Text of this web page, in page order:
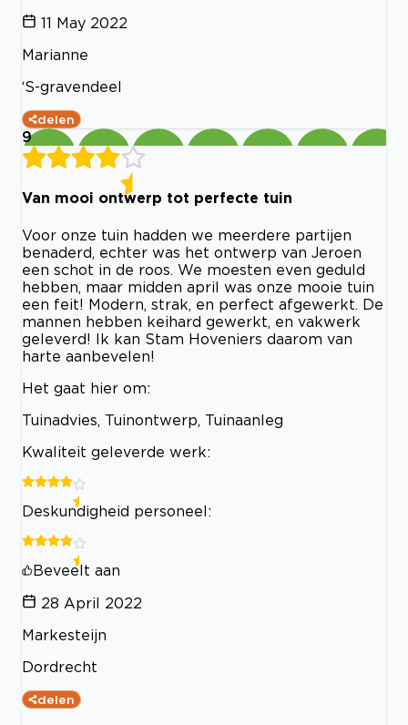
11 May 2022
Marianne
‘S-gravendeel
delen
9
Van mooi ontwerp tot perfecte tuin
Voor onze tuin hadden we meerdere partijen
benaderd, echter was het ontwerp van Jeroen
een schot in de roos. We moesten even geduld
hebben, maar midden april was onze mooie tuin
een feit! Modern, strak, en perfect afgewerkt. De
mannen hebben keihard gewerkt, en vakwerk
geleverd! Ik kan Stam Hoveniers daarom van
harte aanbevelen!
Het gaat hier om:
Tuinadvies, Tuinontwerp, Tuinaanleg
Kwaliteit geleverde werk:
Deskundigheid personeel:
Beveelt aan
28 April 2022
Markesteijn
Dordrecht
delen